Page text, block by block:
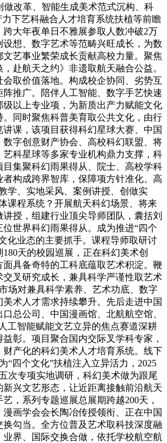
改革、智能生成美术范式沉构、科
下艺科融合人才培育系统扶植等前瞻
大年夜单日不雅展参取人数冲破2万
设想、数字艺术等范畴兴旺成长，为数
艺事业繁荣成长贡献高校力量。聚焦
赴航天之约》非遗取航天融合公益。
取价值落地。构成校企协同、劣势互
推广。陪伴人工智能、数字手艺快速
以上专业项，为新质出产力赋能文化
。同时聚焦科普美育取公共文化，由行
课，该项目获得科幻星球大赛、中国
字创意财产协会、高校科幻联盟、将
科星球等多家专业机构鼎力支撑，科
集聚科幻雨果得从、院士、高校学科
构成跨界智库，保障项方针准化、高
学、实地采风、案例讲授、创做实
课程系统？开展航天科幻场景、将来
授，组建行业顶尖导师团队，囊括刘
世界科幻雨果得从。成为推进“四个
化业态的主要抓手。课程导师取研讨
天的校园巡展，正在科幻美术创
具备奇特的工科底蕴取艺术积淀。鞭
叉研究成长，兼具科学严谨性取艺术
场对兼具科学素养、艺术功底、数字
术人才需求持续攀升。先后走进中国
总公司、中国漫画馆、北航航空馆、
工智能赋能文艺立异的焦点赛道深耕
彰。项目聚合国内交际叉学科专家，
产化的科幻美术人才培育系统。线下
“四个文化”扶植注入立异活力，2025
次专项实地调研，科幻美术做为跟尾
兴文艺形态，让近距离接触前沿航天
，系列专题巡展总展期跨越200天，
画学会会长陶冶传授领衔、正在中国
勾当。全方位普及艺术取科技深度融
界、国际交换合做，依托学校航空航